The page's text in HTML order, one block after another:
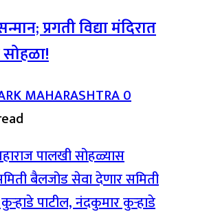
प्रगती विद्या मंदिरात
सोहळा!
MAHARASHTRA0